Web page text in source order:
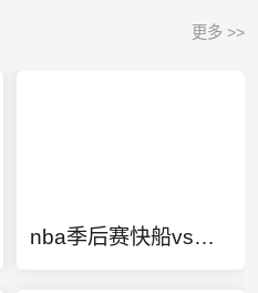
更多 >>
nba季后赛快船vs独行侠总比分